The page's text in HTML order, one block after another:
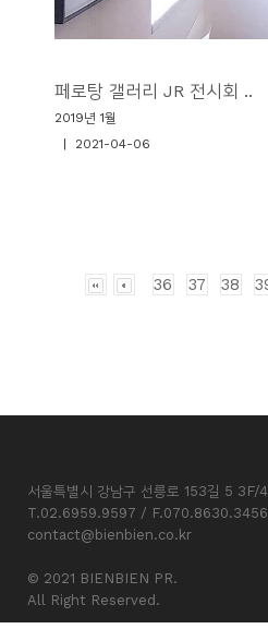
페로탕 갤러리 JR 전시회 ..
2019년 1월
| 2021-04-06
36 37 38
서울특별시 강남구 선릉로 153길 5 3F/
T.02.6959.9597 / F.070.8630.3456
contact@bienbien.co.kr
© 2021 BIENBIEN PR.
All Right Reserved.